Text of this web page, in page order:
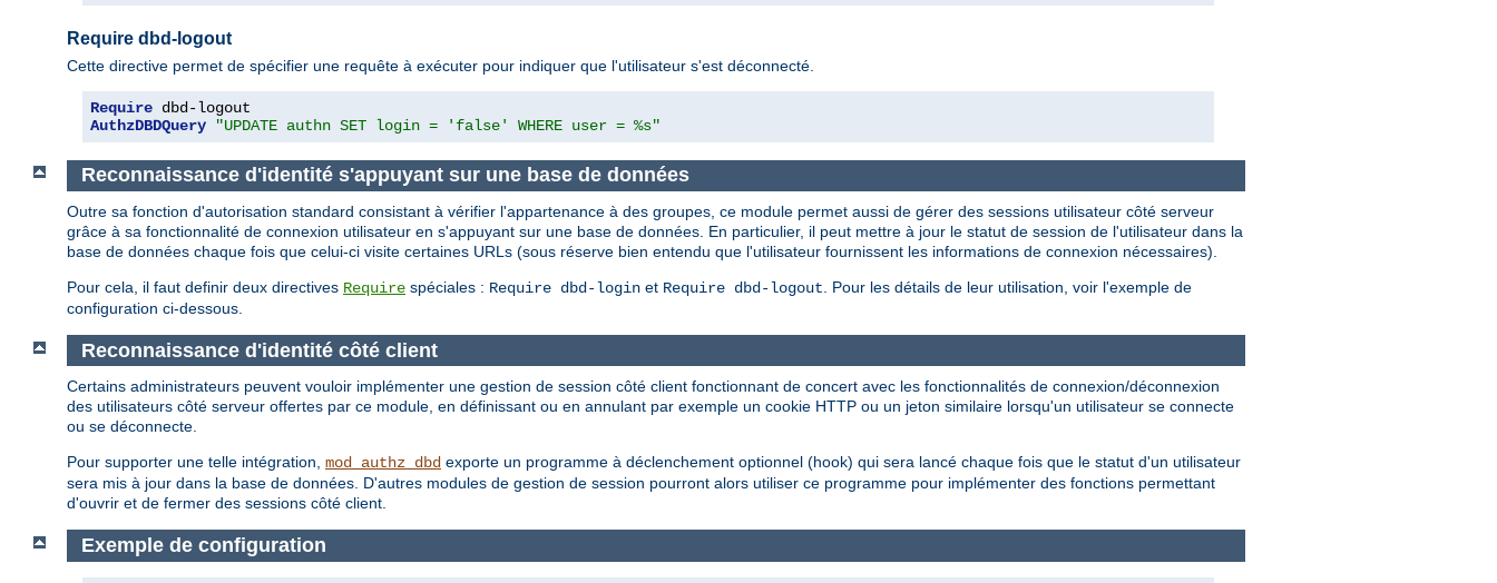
Require dbd-logout
Cette directive permet de spécifier une requête à exécuter pour indiquer que l'utilisateur s'est déconnecté.
Require
AuthzDBDQuery
"UPDATE authn SET login = 'false' WHERE user = %s"
Reconnaissance d'identité s'appuyant sur une base de données
Outre sa fonction d'autorisation standard consistant à vérifier l'appartenance à des groupes, ce module permet aussi de gérer des sessions utilisateur côté serveur
grâce à sa fonctionnalité de connexion utilisateur en s'appuyant sur une base de données. En particulier, il peut mettre à jour le statut de session de l'utilisateur dans la
base de données chaque fois que celui-ci visite certaines URLs (sous réserve bien entendu que l'utilisateur fournissent les informations de connexion nécessaires).
Pour cela, il faut definir deux directives Require spéciales : Require dbd-login et Require dbd-logout . Pour les détails de leur utilisation, voir l'exemple de
configuration ci-dessous.
Reconnaissance d'identité côté client
Certains administrateurs peuvent vouloir implémenter une gestion de session côté client fonctionnant de concert avec les fonctionnalités de connexion/déconnexion
des utilisateurs côté serveur offertes par ce module, en définissant ou en annulant par exemple un cookie HTTP ou un jeton similaire lorsqu'un utilisateur se connecte
ou se déconnecte.
Pour supporter une telle intégration, mod_authz_dbd exporte un programme à déclenchement optionnel (hook) qui sera lancé chaque fois que le statut d'un utilisateur
sera mis à jour dans la base de données. D'autres modules de gestion de session pourront alors utiliser ce programme pour implémenter des fonctions permettant
d'ouvrir et de fermer des sessions côté client.
Exemple de configuration